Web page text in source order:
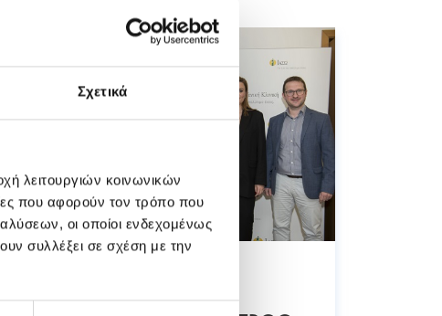
Σχετικά
λειτουργιών κοινωνικών
που αφορούν τον τρόπο που
οι οποίοι ενδεχομένως
συλλέξει σε σχέση με την